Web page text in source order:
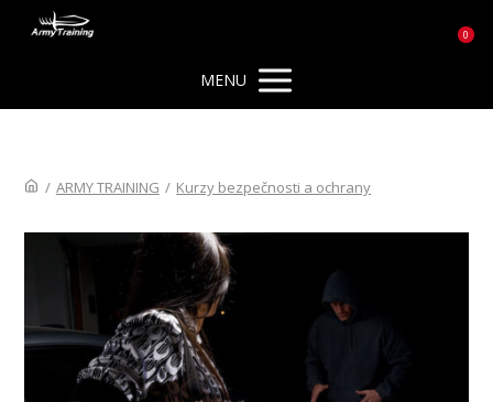
0
MENU
/ ARMY TRAINING / Kurzy bezpečnosti a ochrany